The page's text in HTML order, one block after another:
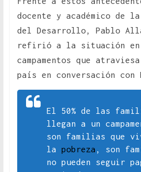
docente y académico de
del Desarrollo, Pablo
refirió a la situación en
campamentos que
país en conversación con
El 50% de las
llegan a un
son familias que
la pobreza , son
no pueden seguir